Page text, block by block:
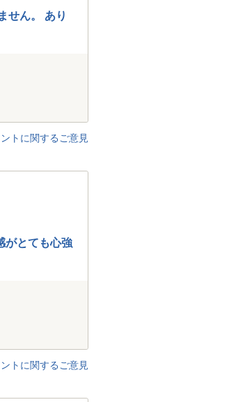
せん。 あり
トに関するご意見
がとても心強
トに関するご意見